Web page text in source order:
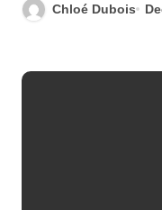
Chloé Dubois